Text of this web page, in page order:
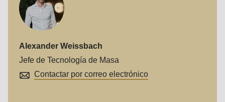
Alexander Weissbach
Jefe de Tecnología de Masa
Contactar por correo electrónico